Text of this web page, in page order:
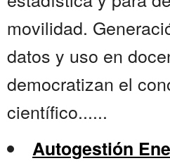
movilidad.
datos y uso en
democratizan el
científico......
Autogestión